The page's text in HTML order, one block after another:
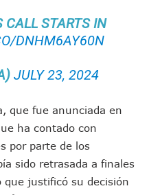
Para Las Tradicionales Paseadas
Lluvias Muy Fuertes En
Tsunami Para Puerto Vallarta Tras
A La Final Del Mundial 2026 Entre
De Clavados Zapopan 2026 En El
100 MDP De Adelanto De
Asistirán A Simposio Internacional
Activa Programa Para Menores Con
De Tecate Por Morena Y A Su
Con Reporte De Robo Durante
CALL STARTS IN
DNHM6AY60N
JULY 23, 2024
que fue anunciada en
ha contado con
por parte de los
sido retrasada a finales
que justificó su decisión